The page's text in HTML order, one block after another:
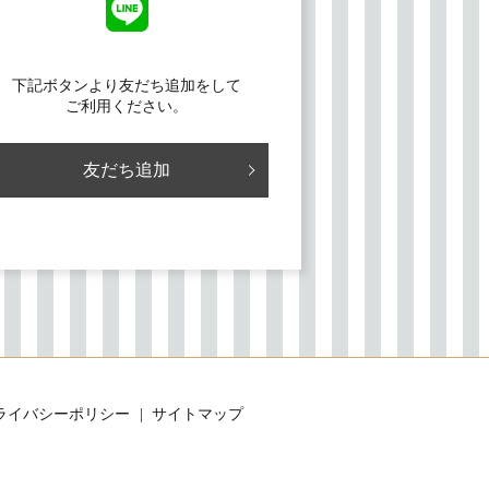
下記ボタンより友だち追加をして
ご利用ください。
友だち追加
イバシーポリシー サイトマップ